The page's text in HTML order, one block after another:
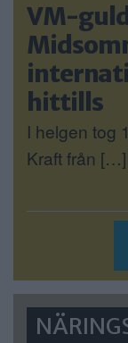
VM-guld
hittills
I helgen tog
Kraft från […]